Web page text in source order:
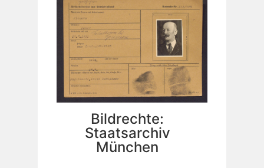
Bildrechte:
Staatsarchiv
München